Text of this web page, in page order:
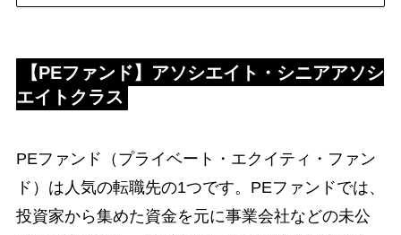
【PEファンド】アソシエイト・シニアアソシ
エイトクラス
PEファンド（プライベート・エクイティ・ファン
ド）は人気の転職先の1つです。PEファンドでは、
投資家から集めた資金を元に事業会社などの未公